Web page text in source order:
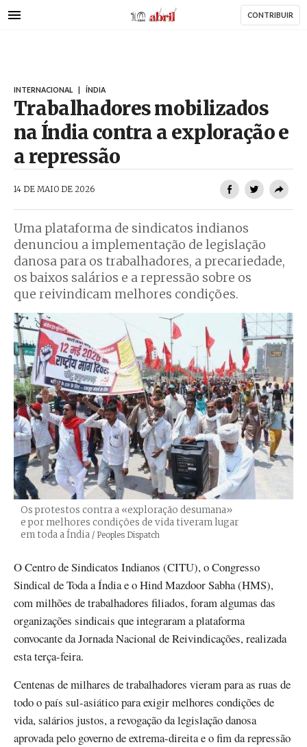
para
AbrilAbril CONTRIBUIR
INTERNACIONAL ÍNDIA
Trabalhadores mobilizados
na Índia contra a exploração e
a repressão
14 DE MAIO DE 2026
Uma plataforma de sindicatos indianos
denunciou a implementação de legislação
danosa para os trabalhadores, a precariedade,
os baixos salários e a repressão sobre os
que reivindicam melhores condições.
Os protestos contra a «exploração desumana»
e por melhores condições de vida tiveram lugar
em toda a Índia Créditos
/ Peoples Dispatch
O Centro de Sindicatos Indianos (CITU), o Congresso
Sindical de Toda a Índia e o Hind Mazdoor Sabha (HMS),
com milhões de trabalhadores filiados, foram algumas das
organizações sindicais que integraram a plataforma
convocante da Jornada Nacional de Reivindicações, realizada
esta terça-feira.
Centenas de milhares de trabalhadores vieram para as ruas de
todo o país sul-asiático para exigir melhores condições de
vida, salários justos, a revogação da legislação danosa
aprovada pelo governo de extrema-direita e o fim da repressão